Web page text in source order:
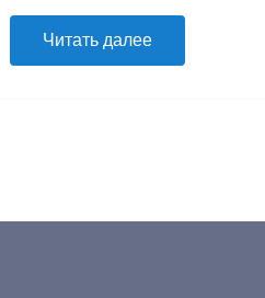
Читать далее